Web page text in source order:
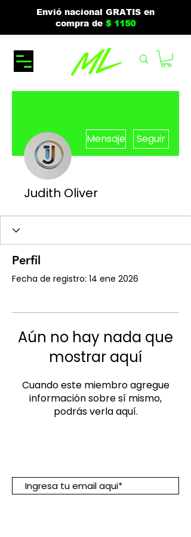
Envió nacional GRATIS en
compra de $ 1150
Mensaje Seguir
Judith Oliver
Perfil
Fecha de registro: 14 ene 2026
Aún no hay nada que
mostrar aquí
Cuando este miembro agregue
información sobre sí mismo,
podrás verla aquí.